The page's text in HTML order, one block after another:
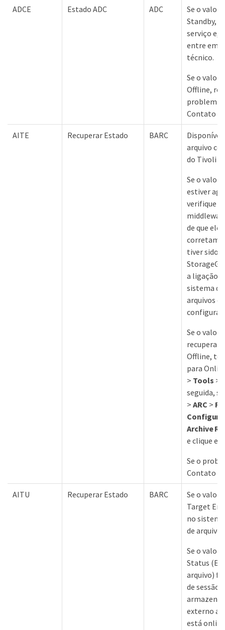
ADCE Estado ADC ADC
Se o valor
Standby,
serviço e,
entre em
técnico.
Se o valor
Offline,
problema
Contato
AITE Recuperar Estado BARC
Disponível
arquivo
do Tivoli
Se o valor
estiver
verifique o
de que ele
tiver sido
a ligação
sistema
arquivos
Se o valor
Offline,
para
> Tools >
seguida,
> ARC >
Archive
e clique
Se o
Contato
AITU Recuperar Estado BARC
Se o valor
Target
no
de
Se o valor
Status
arquivo)
de
externo
está